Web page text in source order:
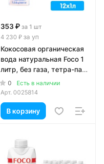
353 ₽ за 1 шт
4 230 ₽ за уп
Кокосовая органическая
вода натуральная Foco 1
литр, без газа, тетра-пак,
12 шт. в уп.
0
Есть в наличии
Арт. 0025814
В корзину